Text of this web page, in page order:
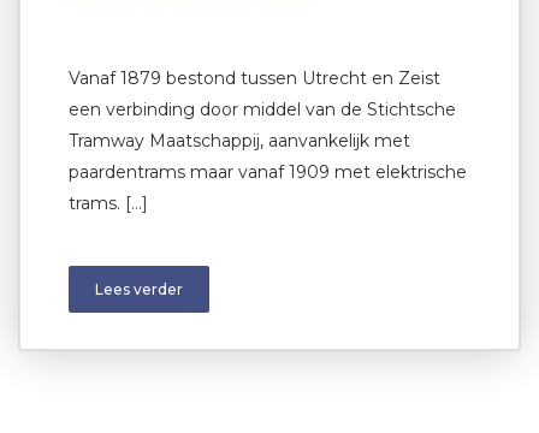
Vanaf 1879 bestond tussen Utrecht en Zeist
een verbinding door middel van de Stichtsche
Tramway Maatschappij, aanvankelijk met
paardentrams maar vanaf 1909 met elektrische
trams. […]
Lees verder